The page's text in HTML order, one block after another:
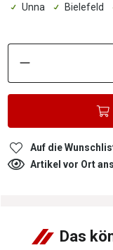
Unna
Bielefeld
Auf die
Artikel vor Ort
Das